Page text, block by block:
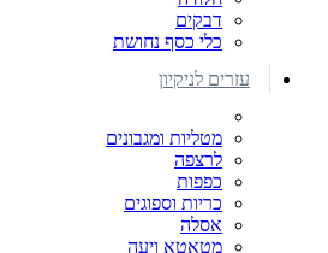
דבקים
כלי כסף נחושת
עזרים לניקיון
מטליות ומגבונים
לרצפה
כפפות
כריות וספוגים
אסלה
מטאטא ויעה